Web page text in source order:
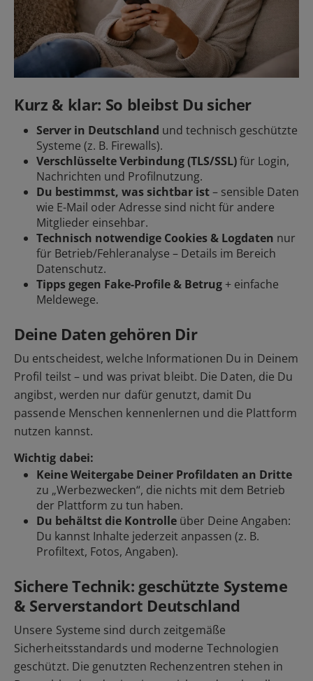
Kurz & klar: So bleibst Du sicher
Server in Deutschland und technisch geschützte
Systeme (z. B. Firewalls).
Verschlüsselte Verbindung (TLS/SSL)für Login,
Nachrichten und Profilnutzung.
Du bestimmst, was sichtbar ist– sensible Daten
wie E-Mail oder Adresse sind nicht für andere
Mitglieder einsehbar.
Technisch notwendige Cookies & Logdaten nur
für Betrieb/Fehleranalyse – Details im Bereich
Datenschutz.
Tipps gegen Fake-Profile & Betrug + einfache
Meldewege.
Deine Daten gehören Dir
Du entscheidest, welche Informationen Du in Deinem
Profil teilst – und was privat bleibt. Die Daten, die Du
angibst, werden nur dafür genutzt, damit Du
passende Menschen kennenlernen und die Plattform
nutzen kannst.
Wichtig dabei:
Keine Weitergabe Deiner Profildaten an Dritte
zu „Werbezwecken“, die nichts mit dem Betrieb
der Plattform zu tun haben.
Du behältst die Kontrolle über Deine Angaben:
Du kannst Inhalte jederzeit anpassen (z. B.
Profiltext, Fotos, Angaben).
Sichere Technik: geschützte Systeme
& Serverstandort Deutschland
Unsere Systeme sind durch zeitgemäße
Sicherheitsstandards und moderne Technologien
geschützt. Die genutzten Rechenzentren stehen in